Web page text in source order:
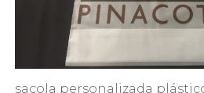
sacola personalizada